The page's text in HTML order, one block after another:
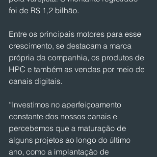
foi de R$ 1,2 bilhão.
Entre os principais motores para esse
crescimento, se destacam a marca
própria da companhia, os produtos de
HPC e também as vendas por meio de
canais digitais.
“Investimos no aperfeiçoamento
constante dos nossos canais e
percebemos que a maturação de
alguns projetos ao longo do último
ano, como a implantação de